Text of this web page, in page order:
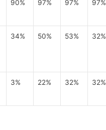
90% 97% 97% 97%
34% 50% 53% 32%
3% 22% 32% 32%